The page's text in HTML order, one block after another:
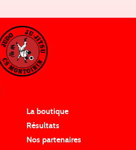
La boutique
Résultats
Nos partenaires